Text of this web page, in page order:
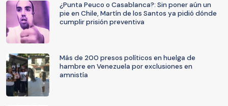
¿Punta Peuco o Casablanca?: Sin poner aún un
pie en Chile, Martín de los Santos ya pidió dónde
cumplir prisión preventiva
Más de 200 presos políticos en huelga de
hambre en Venezuela por exclusiones en
amnistía